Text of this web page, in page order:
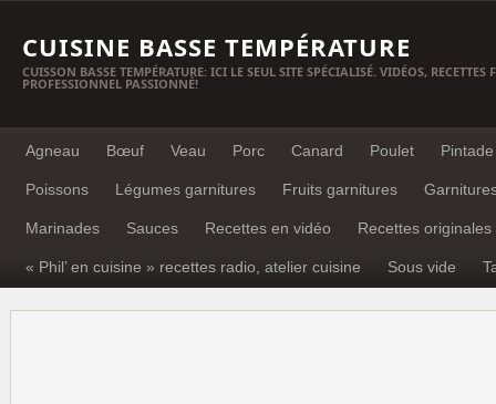
CUISINE BASSE TEMPÉRATURE
CUISSON BASSE TEMPÉRATURE: ICI LE SEUL SITE SPÉCIALISÉ. VIDÉOS, RECETTES
PROFESSIONNEL PASSIONNÉ!
Agneau Bœuf Veau Porc Canard Poulet Pintade
Poissons Légumes garnitures Fruits garnitures
Marinades Sauces Recettes en vidéo Recettes originales
« Phil’ en cuisine » recettes radio, atelier cuisine Sous vide